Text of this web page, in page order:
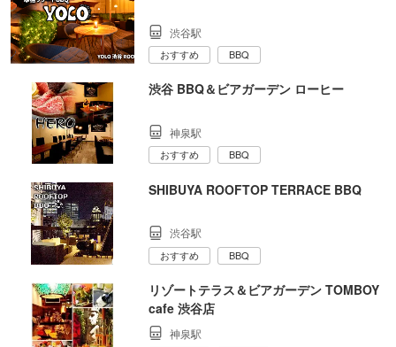
渋谷駅
おすすめ BBQ
渋谷 BBQ＆ビアガーデン ローヒー
神泉駅
おすすめ BBQ
SHIBUYA ROOFTOP TERRACE BBQ
渋谷駅
おすすめ BBQ
リゾートテラス＆ビアガーデン TOMBOY
cafe 渋谷店
神泉駅